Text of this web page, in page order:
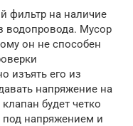
фильтр на наличие
водопровода. Мусор
он не способен
изъять его из
напряжение на
будет четко
напряжением и